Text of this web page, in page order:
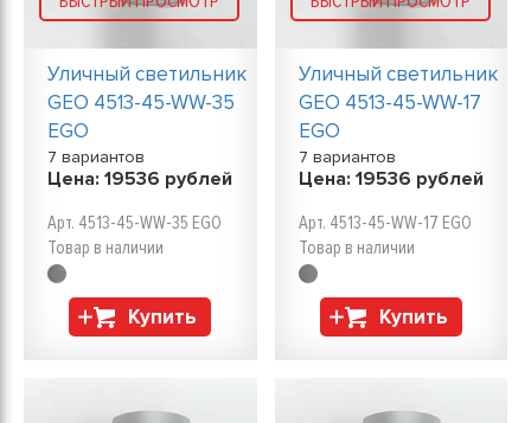
Уличный светильник
GEO 4513-45-WW-35
EGO
7 вариантов
Цена: 19536 рублей
Арт. 4513-45-WW-35 EGO
Товар в наличии
Купить
Уличный светильник
GEO 4513-45-WW-17
EGO
7 вариантов
Цена: 19536 рублей
Арт. 4513-45-WW-17 EGO
Товар в наличии
Купить